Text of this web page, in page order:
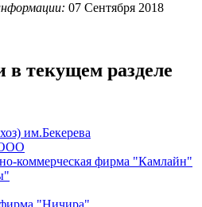
07 Сентября 2018
в текущем разделе
им.Бекерева
ООО
коммерческая фирма "Камлайн"
"Ничира"